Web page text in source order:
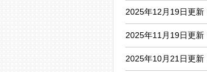
2025年12月19日更新
2025年11月19日更新
2025年10月21日更新